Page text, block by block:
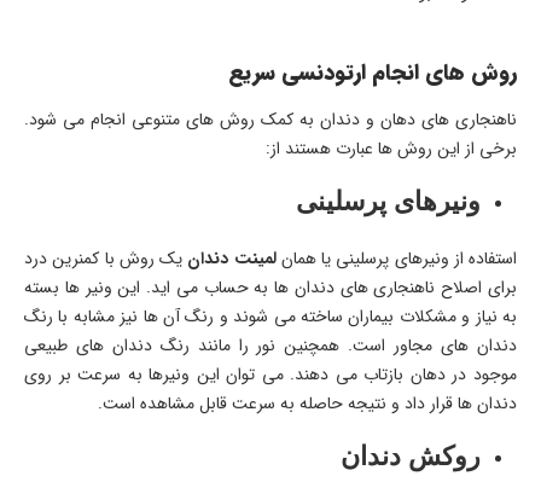
روش های انجام ارتودنسی سریع
ناهنجاری های دهان و دندان به کمک روش های متنوعی انجام می شود.
برخی از این روش ها عبارت هستند از:
ونیرهای پرسلینی
استفاده از ونیرهای پرسلینی یا همانلمینت دندان یک روش با کمنرین درد
برای اصلاح ناهنجاری های دندان ها به حساب می اید. این ونیر ها بسته
به نیاز و مشکلات بیماران ساخته می شوند و رنگ آن ها نیز مشابه با رنگ
دندان های مجاور است. همچنین نور را مانند رنگ دندان های طبیعی
موجود در دهان بازتاب می دهند. می توان این ونیرها به سرعت بر روی
دندان ها قرار داد و نتیجه حاصله به سرعت قابل مشاهده است.
روکش دندان